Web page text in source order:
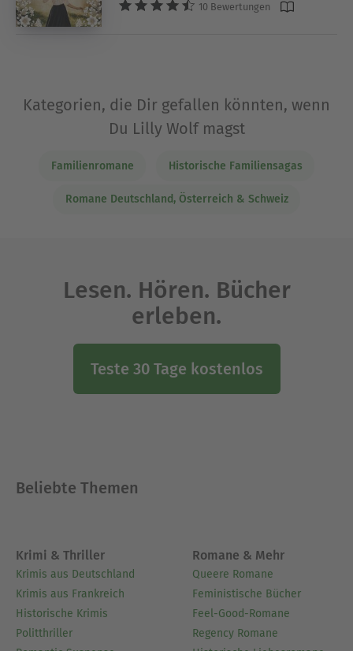
10 Bewertungen
Kategorien, die Dir gefallen könnten, wenn
Du Lilly Wolf magst
Familienromane Historische Familiensagas
Romane Deutschland, Österreich & Schweiz
Lesen. Hören. Bücher
erleben.
Teste 30 Tage kostenlos
Beliebte Themen
Krimi & Thriller
Krimis aus Deutschland
Krimis aus Frankreich
Historische Krimis
Politthriller
Romane & Mehr
Queere Romane
Feministische Bücher
Feel-Good-Romane
Regency Romane